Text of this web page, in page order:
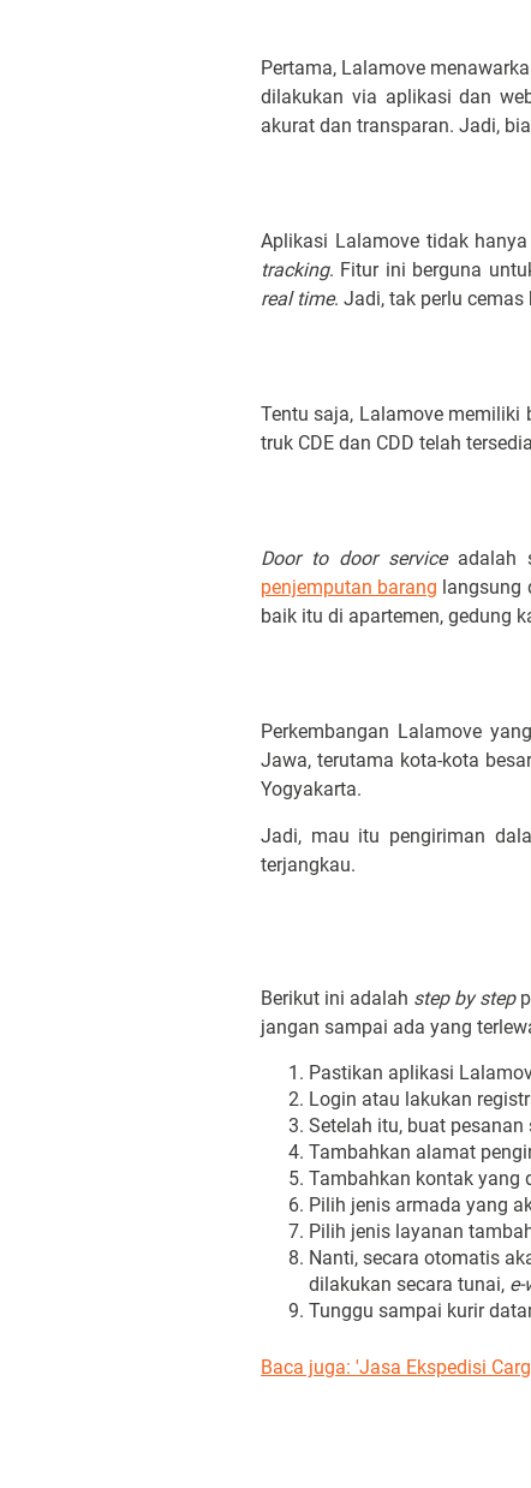
Pertama, Lalamove
dilakukan via aplikasi dan
akurat dan transparan. Jadi,
Aplikasi Lalamove tidak
tracking. Fitur ini berguna
real time. Jadi, tak perlu
Tentu saja, Lalamove memiliki
truk CDE dan CDD telah
Door to door serviceadalah
penjemputan barang langsung
baik itu di apartemen, gedung
Perkembangan Lalamove
Jawa, terutama kota-kota
Yogyakarta.
Jadi, mau itu pengiriman
terjangkau.
Berikut ini adalah step by step
jangan sampai ada yang
Pastikan aplikasi
Login atau lakukan
Setelah itu, buat pesanan
Tambahkan alamat
Tambahkan kontak yang
Pilih jenis armada yang
Pilih jenis layanan
Nanti, secara otomatis
dilakukan secara tunai, e-
Tunggu sampai kurir
Baca juga: 'Jasa Ekspedisi